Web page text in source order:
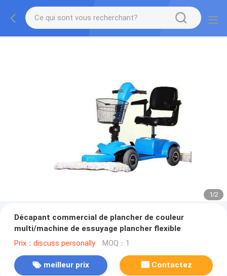
1/2
Décapant commercial de plancher de couleur
multi/machine de essuyage plancher flexible
Prix：discuss personally MOQ：1
meilleur prix Contactez